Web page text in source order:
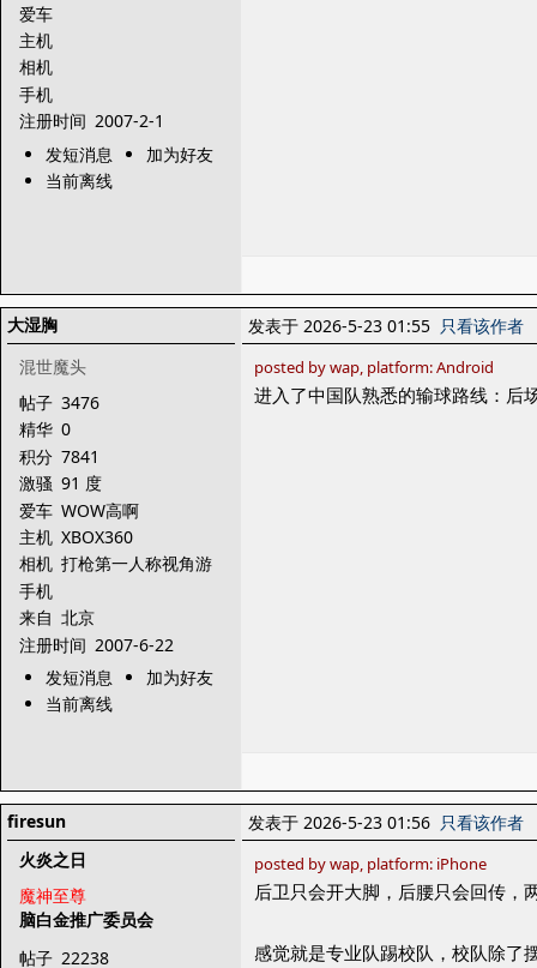
爱车
主机
相机
手机
注册时间 2007-2-1
发短消息
加为好友
当前离线
大湿胸
混世魔头
帖子 3476
精华 0
积分 7841
激骚 91 度
爱车 WOW高啊
主机 XBOX360
相机 打枪第一人称视角游
手机
来自 北京
注册时间 2007-6-22
发短消息
加为好友
当前离线
发表于 2026-5-23 01:55 只看该作者
posted by wap, platform: Android
进入了中国队熟悉的输球路线：后
firesun
火炎之日
魔神至尊
脑白金推广委员会
帖子 22238
发表于 2026-5-23 01:56 只看该作者
posted by wap, platform: iPhone
后卫只会开大脚，后腰只会回传，
感觉就是专业队踢校队，校队除了